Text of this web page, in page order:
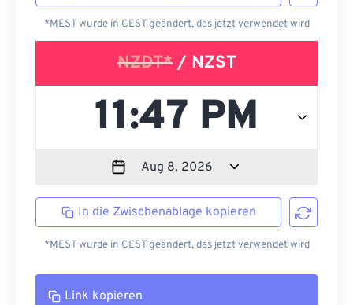
*MEST wurde in CEST geändert, das jetzt verwendet wird
NZDT*/ NZST
In die Zwischenablage kopieren
*MEST wurde in CEST geändert, das jetzt verwendet wird
Link kopieren